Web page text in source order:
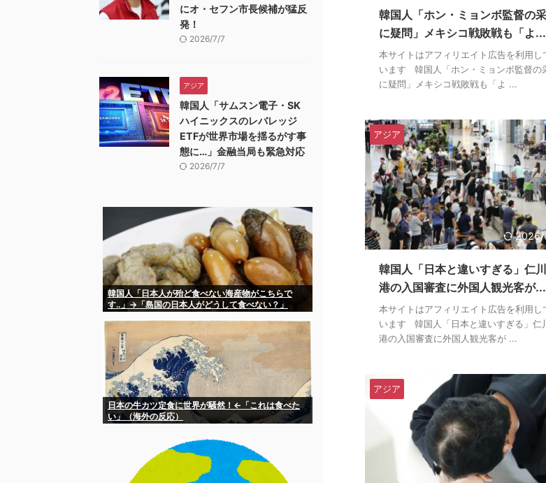
韓国人「ホン・ミョンボ監督の
に疑問」メキシコ戦敗戦も「よ...
本サイトはアフィリエイト広告を利用し
います 韓国人「ホン・ミョンボ監督の
に疑問」メキシコ戦敗戦も「よ ...
アジア
韓国人「日本と違いすぎる」仁
港の入国審査に外国人観光客が...
本サイトはアフィリエイト広告を利用し
います 韓国人「日本と違いすぎる」仁
港の入国審査に外国人観光客が ...
アジア
にオ・セフン市長候補が猛反
発！
2026/7/7
アジア
韓国人「サムスン電子・SK
ハイニックスのレバレッジ
ETFが世界市場を揺るがす事
態に…」金融当局も緊急対応
2026/7/7
韓国人「日本人が殆ど食べない海産物がこちらで
す‥」→「島国の日本人がどうして食べない？」
日本の牛カツ定食に世界が騒然！←「これは食べた
い」（海外の反応）